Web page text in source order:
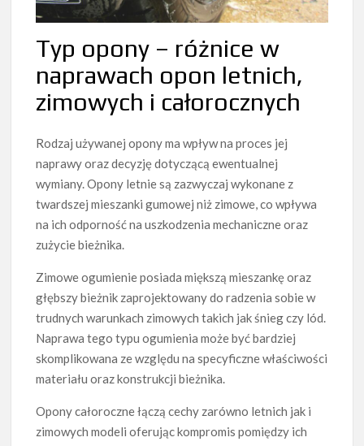
Typ opony – różnice w
naprawach opon letnich,
zimowych i całorocznych
Rodzaj używanej opony ma wpływ na proces jej
naprawy oraz decyzję dotyczącą ewentualnej
wymiany. Opony letnie są zazwyczaj wykonane z
twardszej mieszanki gumowej niż zimowe, co wpływa
na ich odporność na uszkodzenia mechaniczne oraz
zużycie bieżnika.
Zimowe ogumienie posiada miększą mieszankę oraz
głębszy bieżnik zaprojektowany do radzenia sobie w
trudnych warunkach zimowych takich jak śnieg czy lód.
Naprawa tego typu ogumienia może być bardziej
skomplikowana ze względu na specyficzne właściwości
materiału oraz konstrukcji bieżnika.
Opony całoroczne łączą cechy zarówno letnich jak i
zimowych modeli oferując kompromis pomiędzy ich